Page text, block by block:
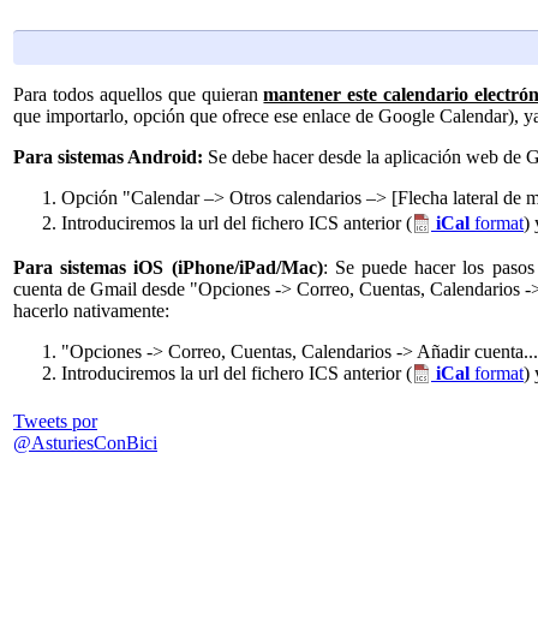
Para todos aquellos que quieranmantener este calendario
que importarlo, opción que ofrece ese enlace de Google Calendar),
Para sistemas Android: Se debe hacer desde la aplicación web de
Opción "Calendar –> Otros calendarios –> [Flecha lateral de
Introduciremos la url del fichero ICS anterior (
iCal format)
Para sistemas iOS (iPhone/iPad/Mac): Se puede hacer los
cuenta de Gmail desde "Opciones -> Correo, Cuentas,
hacerlo nativamente:
"Opciones -> Correo, Cuentas, Calendarios -> Añadir
Introduciremos la url del fichero ICS anterior (
iCal format)
Tweets por
@AsturiesConBici